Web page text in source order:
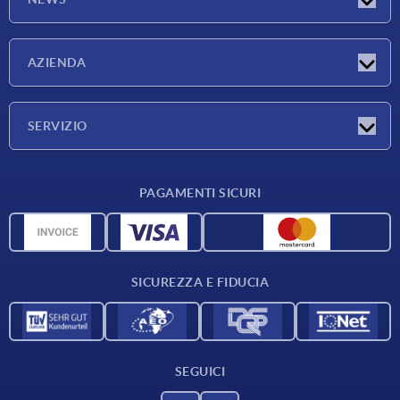
AZIENDA
SERVIZIO
Dati CAD
PAGAMENTI SICURI
SICUREZZA E FIDUCIA
SEGUICI